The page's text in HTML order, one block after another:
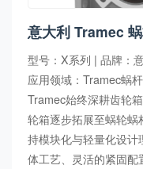
意大利 Tramec
型号：X系列 | 品牌：
应用领域：Tramec蜗
Tramec始终深耕齿轮
轮箱逐步拓展至蜗轮
持模块化与轻量化设
体工艺、灵活的紧固配